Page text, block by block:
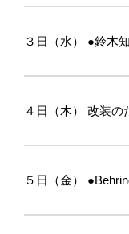
３日（水） ●鈴木
４日（木） 改装の
５日（金）